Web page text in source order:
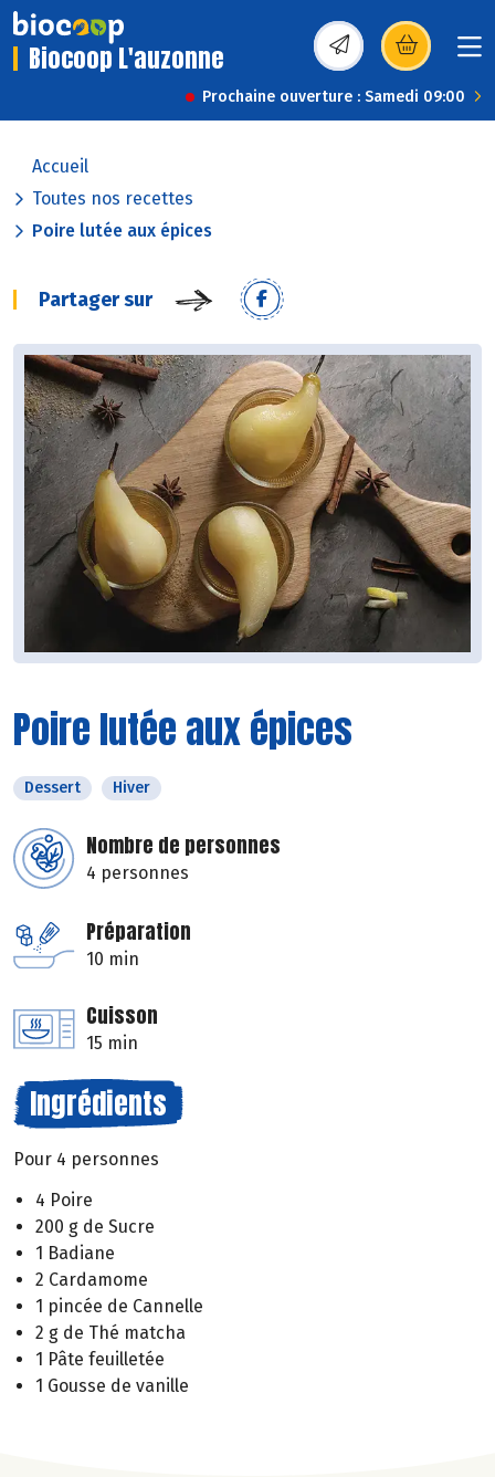
Biocoop L'auzonne (s’ouvre dans une
Prochaine ouverture : Samedi 09:00
Accueil
Toutes nos recettes
Poire lutée aux épices
Partager sur
Poire lutée aux épices
Dessert Hiver
Nombre de personnes
4 personnes
Préparation
10 min
Cuisson
15 min
Ingrédients
Pour 4 personnes
4 Poire
200 g de Sucre
1 Badiane
2 Cardamome
1 pincée de Cannelle
2 g de Thé matcha
1 Pâte feuilletée
1 Gousse de vanille